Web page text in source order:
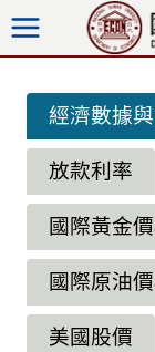
跳
至
經濟數據
放款利率
國際黃金
國際原油
美國股價